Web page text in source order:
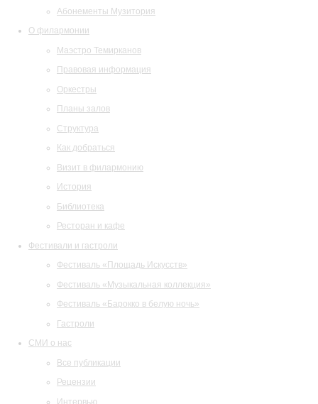
Абонементы Музитория
О филармонии
Маэстро Темирканов
Правовая информация
Оркестры
Планы залов
Структура
Как добраться
Визит в филармонию
История
Библиотека
Ресторан и кафе
Фестивали и гастроли
Фестиваль «Площадь Искусств»
Фестиваль «Музыкальная коллекция»
Фестиваль «Барокко в белую ночь»
Гастроли
СМИ о нас
Все публикации
Рецензии
Интервью